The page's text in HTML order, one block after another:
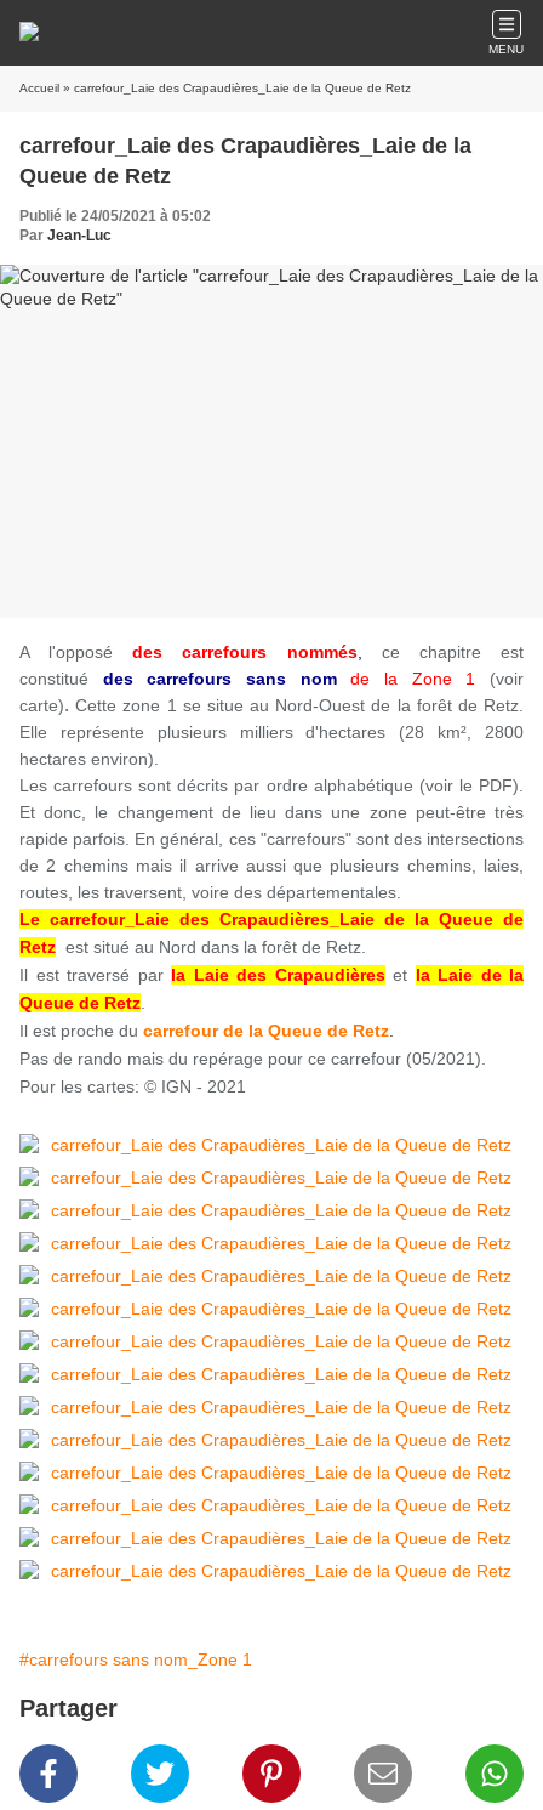
MENU
Accueil » carrefour_Laie des Crapaudières_Laie de la Queue de Retz
carrefour_Laie des Crapaudières_Laie de la
Queue de Retz
Publié le 24/05/2021 à 05:02
Par Jean-Luc
A l'opposé des carrefours nommés,
ce chapitre est
constitué des carrefours sans nom de la Zone 1
(voir
carte). Cette zone 1 se situe au Nord-Ouest de la forêt de Retz.
Elle représente plusieurs milliers d'hectares (28 km², 2800
hectares environ).
Les carrefours sont décrits par ordre alphabétique (voir le PDF).
Et donc, le changement de lieu dans une zone peut-être très
rapide parfois. En général, ces "carrefours" sont des intersections
de 2 chemins mais il arrive aussi que plusieurs chemins, laies,
routes, les traversent, voire des départementales.
Le carrefour_Laie des Crapaudières_Laie de la Queue de
Retz est situé au Nord dans la forêt de Retz.
Il est traversé par la Laie des Crapaudièreset la Laie de la
Queue de Retz
Il est proche du carrefour de la Queue de Retz
Pas de rando mais du repérage pour ce carrefour (05/2021).
Pour les cartes: © IGN - 2021
#carrefours sans nom_Zone 1
Partager